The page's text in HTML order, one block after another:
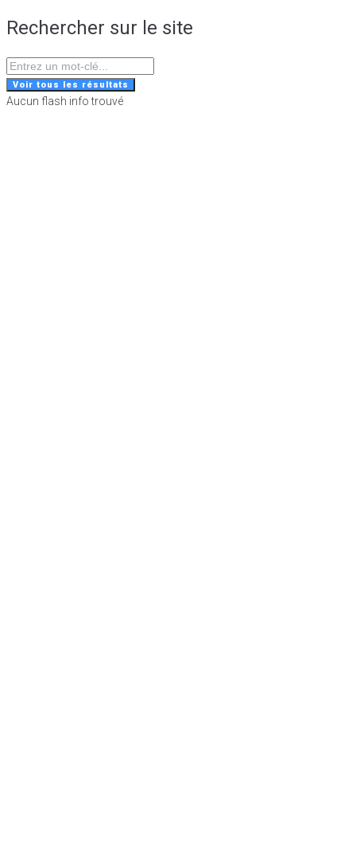
Rechercher sur le site
Search
...Voir tous les résultats
Aucun flash info trouvé